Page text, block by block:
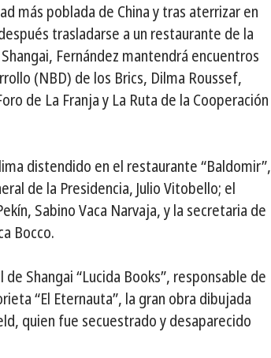
más poblada de China y tras aterrizar en
trasladarse a un restaurante de la
Fernández mantendrá encuentros
(NBD) de los Brics, Dilma Roussef,
de La Franja y La Ruta de la Cooperación
distendido en el restaurante “Baldomir”,
de la Presidencia, Julio Vitobello; el
Sabino Vaca Narvaja, y la secretaria de
Bocco.
Shangai “Lucida Books”, responsable de
“El Eternauta”, la gran obra dibujada
quien fue secuestrado y desaparecido